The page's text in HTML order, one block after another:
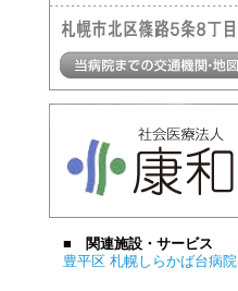
■ 関連施設・サービス
豊平区 札幌しらかば台病院